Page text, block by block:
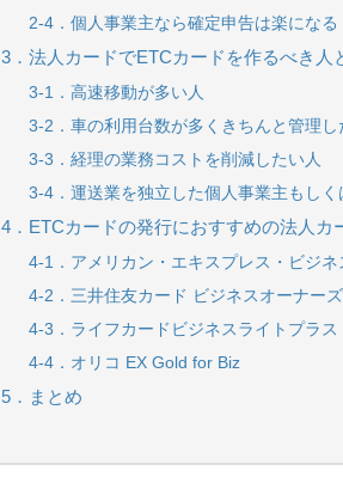
2-4．個人事業主なら確定申告は楽になる
3．法人カードでETCカードを作るべき人
3-1．高速移動が多い人
3-2．車の利用台数が多くきちんと管理し
3-3．経理の業務コストを削減したい人
3-4．運送業を独立した個人事業主もしく
4．ETCカードの発行におすすめの法人カ
4-1．アメリカン・エキスプレス・ビジ
4-2．三井住友カード ビジネスオーナーズ
4-3．ライフカードビジネスライトプラス
4-4．オリコ EX Gold for Biz
5．まとめ